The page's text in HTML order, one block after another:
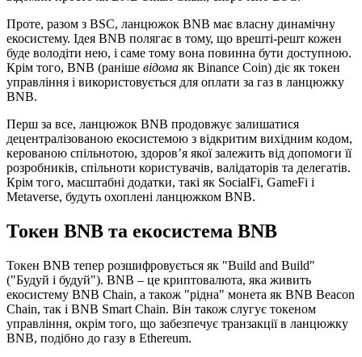
Проте, разом з BSC, ланцюжок BNB має власну динамічну
екосистему. Ідея BNB полягає в тому, що врешті-решт кожен
буде володіти нею, і саме тому вона повинна бути доступною.
Крім того, BNB (раніше відома як Binance Coin) діє як токен
управління і використовується для оплати за газ в ланцюжку
BNB.
Перш за все, ланцюжок BNB продовжує залишатися
децентралізованою екосистемою з відкритим вихідним кодом,
керованою спільнотою, здоров’я якої залежить від допомоги її
розробників, спільноти користувачів, валідаторів та делегатів.
Крім того, масштабні додатки, такі як SocialFi, GameFi і
Metaverse, будуть охоплені ланцюжком BNB.
Токен BNB та екосистема BNB
Токен BNB тепер розшифровується як "Build and Build"
("Будуй і будуй"). BNB – це криптовалюта, яка живить
екосистему BNB Chain, а також "рідна" монета як BNB Beacon
Chain, так і BNB Smart Chain. Він також слугує токеном
управління, окрім того, що забезпечує транзакції в ланцюжку
BNB, подібно до газу в Ethereum.